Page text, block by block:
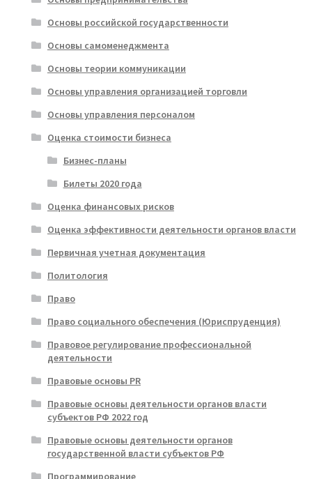
Основы российской государственности
Основы самоменеджмента
Основы теории коммуникации
Основы управления организацией торговли
Основы управления персоналом
Оценка стоимости бизнеса
Бизнес-планы
Билеты 2020 года
Оценка финансовых рисков
Оценка эффективности деятельности органов власти
Первичная учетная документация
Политология
Право
Право социального обеспечения (Юриспруденция)
Правовое регулирование профессиональной
деятельности
Правовые основы PR
Правовые основы деятельности органов власти
субъектов РФ 2022 год
Правовые основы деятельности органов
государственной власти субъектов РФ
Программирование